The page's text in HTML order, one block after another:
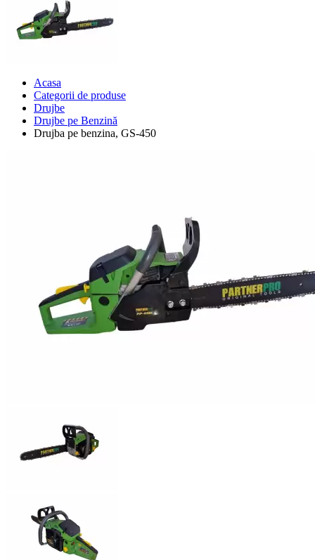
Acasa
Categorii de produse
Drujbe
Drujbe pe Benzină
Drujba pe benzina, GS-450